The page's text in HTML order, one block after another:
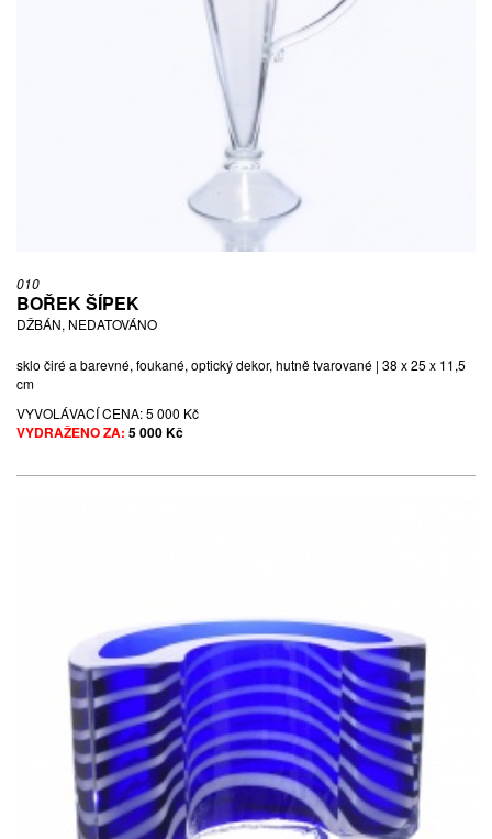
010
BOŘEK ŠÍPEK
DŽBÁN, NEDATOVÁNO
sklo čiré a barevné, foukané, optický dekor, hutně tvarované | 38 x 25 x 11,5
cm
VYVOLÁVACÍ CENA:5 000 Kč
VYDRAŽENO ZA: 5 000 Kč